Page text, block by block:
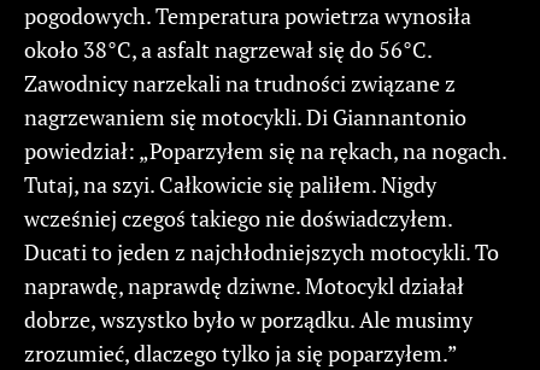
pogodowych. Temperatura powietrza wynosiła
około 38°C, a asfalt nagrzewał się do 56°C.
Zawodnicy narzekali na trudności związane z
nagrzewaniem się motocykli. Di Giannantonio
powiedział: „Poparzyłem się na rękach, na nogach.
Tutaj, na szyi. Całkowicie się paliłem. Nigdy
wcześniej czegoś takiego nie doświadczyłem.
Ducati to jeden z najchłodniejszych motocykli. To
naprawdę, naprawdę dziwne. Motocykl działał
dobrze, wszystko było w porządku. Ale musimy
zrozumieć, dlaczego tylko ja się poparzyłem.”